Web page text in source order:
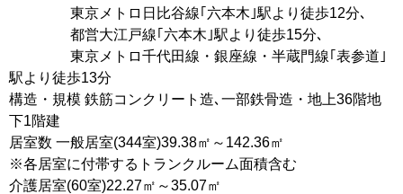
東京メトロ日比谷線｢六本木｣駅より徒歩12分､
都営大江戸線｢六本木｣駅より徒歩15分､
東京メトロ千代田線・銀座線・半蔵門線｢表参道｣
駅より徒歩13分
構造・規模 鉄筋コンクリート造､一部鉄骨造・地上36階地
下1階建
居室数 一般居室(344室)39.38㎡～142.36㎡
※各居室に付帯するトランクルーム面積含む
介護居室(60室)22.27㎡～35.07㎡